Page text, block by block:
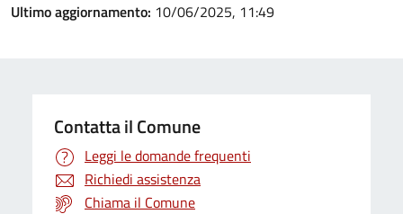
Ultimo aggiornamento: 10/06/2025, 11:49
Contatta il Comune
Leggi le domande frequenti
Richiedi assistenza
Chiama il Comune